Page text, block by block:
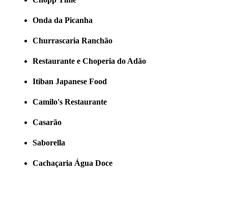
Onda da Picanha
Churrascaria Ranchão
Restaurante e Choperia do Adão
Itiban Japanese Food
Camilo's Restaurante
Casarão
Saborella
Cachaçaria Água Doce